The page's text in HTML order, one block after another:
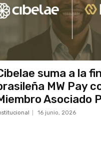
suma a la
MW Pay
Asociado
16 junio, 2026